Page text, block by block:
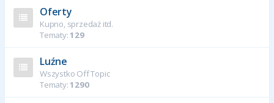
Oferty
Kupno, sprzedaż itd.
Tematy:129
Luźne
Wszystko Off Topic
Tematy:1290